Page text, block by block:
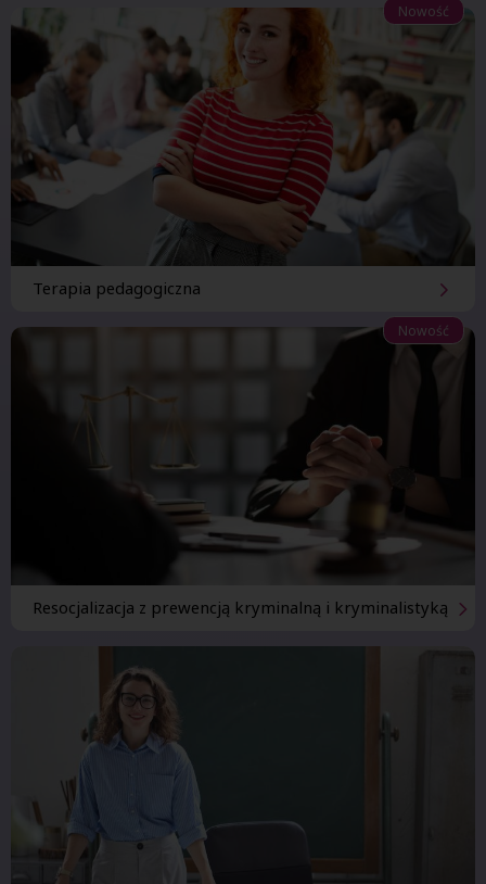
Terapia pedagogiczna
Nowość
Resocjalizacja z prewencją kryminalną i kryminalistyką
Nowość